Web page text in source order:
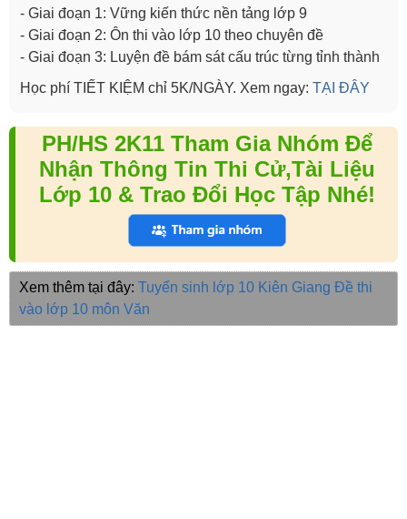
- Giai đoạn 1: Vững kiến thức nền tảng lớp 9
- Giai đoạn 2: Ôn thi vào lớp 10 theo chuyên đề
- Giai đoạn 3: Luyện đề bám sát cấu trúc từng tỉnh thành
Học phí TIẾT KIỆM chỉ 5K/NGÀY. Xem ngay: TẠI ĐÂY
PH/HS 2K11 Tham Gia Nhóm Để
Nhận Thông Tin Thi Cử,Tài Liệu
Lớp 10 & Trao Đổi Học Tập Nhé!
Xem thêm tại đây: Tuyển sinh lớp 10 Kiên Giang Đề thi
vào lớp 10 môn Văn